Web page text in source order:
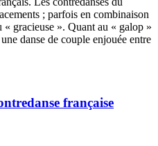
; parfois en combinaison
gracieuse ». Quant au « galop »
danse de couple enjouée entre
française